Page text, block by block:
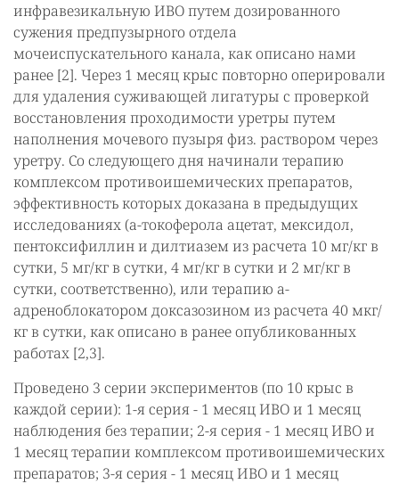
инфравезикальную ИВО путем дозированного
сужения предпузырного отдела
мочеиспускательного канала, как описано нами
ранее [2]. Через 1 месяц крыс повторно оперировали
для удаления суживающей лигатуры с проверкой
восстановления проходимости уретры путем
наполнения мочевого пузыря физ. раствором через
уретру. Со следующего дня начинали терапию
комплексом противоишемических препаратов,
эффективность которых доказана в предыдущих
исследованиях (а-токоферола ацетат, мексидол,
пентоксифиллин и дилтиазем из расчета 10 мг/кг в
сутки, 5 мг/кг в сутки, 4 мг/кг в сутки и 2 мг/кг в
сутки, соответственно), или терапию а-
адреноблокатором доксазозином из расчета 40 мкг/
кг в сутки, как описано в ранее опубликованных
работах [2,3].
Проведено 3 серии экспериментов (по 10 крыс в
каждой серии): 1-я серия - 1 месяц ИВО и 1 месяц
наблюдения без терапии; 2-я серия - 1 месяц ИВО и
1 месяц терапии комплексом противоишемических
препаратов; 3-я серия - 1 месяц ИВО и 1 месяц